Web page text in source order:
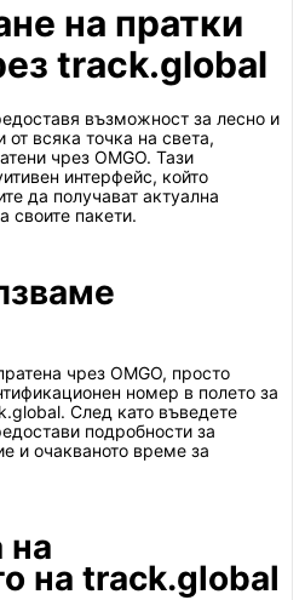
на пратки
track.global
възможност за лесно и
всяка точка на света,
чрез OMGO. Тази
интерфейс, който
да получават актуална
своите пакети.
чрез OMGO, просто
номер в полето за
След като въведете
подробности за
и очакваното време за
на
на track.global